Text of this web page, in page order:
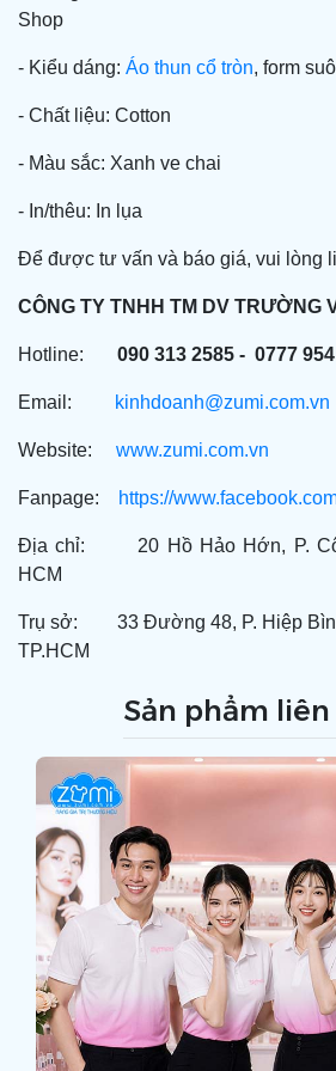
Shop
- Kiểu dáng: Áo thun cổ tròn, form
- Chất liệu: Cotton
- Màu sắc: Xanh ve chai
- In/thêu: In lụa
Để được tư vấn và báo giá, vui lòng
CÔNG TY TNHH TM DV TRƯỜNG
Hotline: 090 313 2585 - 0777
Email: kinhdoanh@zumi.com.vn
Website: www.zumi.com.vn
Fanpage: https://
Địa chỉ: 20 Hồ Hảo Hớn, P. Cô
HCM
Trụ sở: 33 Đường 48, P. Hiệp
TP.HCM
Sản phẩm